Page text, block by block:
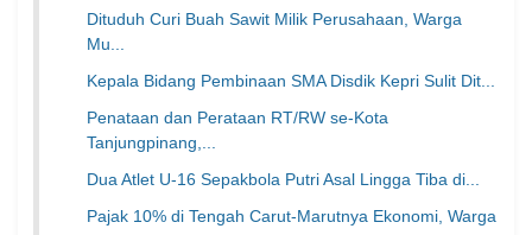
Dituduh Curi Buah Sawit Milik Perusahaan, Warga
Mu...
Kepala Bidang Pembinaan SMA Disdik Kepri Sulit Dit...
Penataan dan Perataan RT/RW se-Kota
Tanjungpinang,...
Dua Atlet U-16 Sepakbola Putri Asal Lingga Tiba di...
Pajak 10% di Tengah Carut-Marutnya Ekonomi, Warga